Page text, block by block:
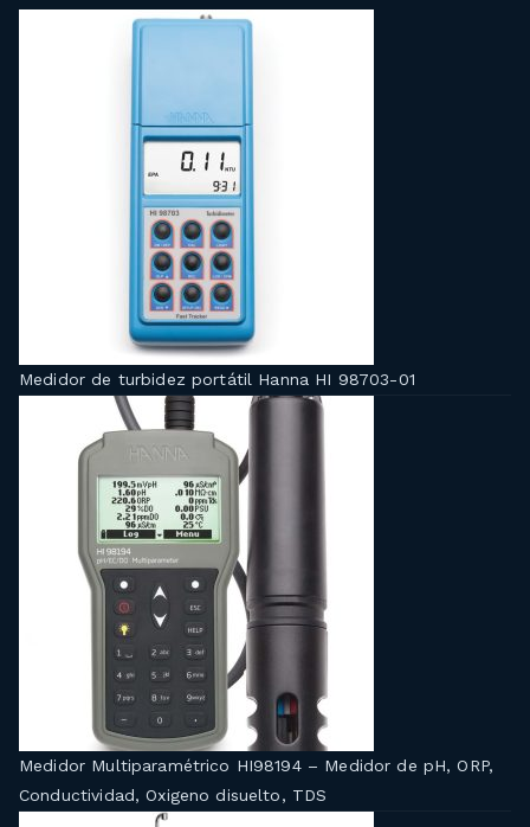
Medidor de turbidez portátil Hanna HI 98703-01
Medidor Multiparamétrico HI98194 – Medidor de pH, ORP,
Conductividad, Oxigeno disuelto, TDS